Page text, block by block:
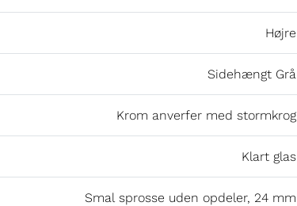
Højre
Sidehængt Grå
Krom anverfer med stormkrog
Klart glas
Smal sprosse uden opdeler, 24 mm